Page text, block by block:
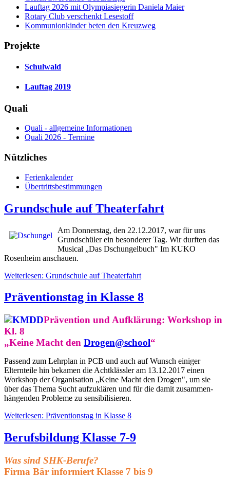
Lauftag 2026 mit Olympiasiegerin Daniela Maier
Rotary Club verschenkt Lesestoff
Kommunionkinder beten den Kreuzweg
Projekte
Schulwald
Lauftag 2019
Quali
Quali - allgemeine Informationen
Quali 2026 - Termine
Nützliches
Ferienkalender
Übertrittsbestimmungen
Grundschule auf Theaterfahrt
Am Donnerstag, den 22.12.2017, war für uns
Grundschüler ein besonderer Tag. Wir durften das
Musical „Das Dschungelbuch" Im KUKO
Rosenheim anschauen.
Weiterlesen: Grundschule auf Theaterfahrt
Präventionstag in Klasse 8
Prävention und Aufklärung: Workshop in
Kl. 8
„Keine Macht den Drogen@school“
Passend zum Lehrplan in PCB und auch auf Wunsch einiger
Elternteile hin bekamen die Achtklässler am 13.12.2017 einen
Workshop der Organisation „Keine Macht den Drogen", um sie
über das Thema Sucht aufzuklären und für die damit zusammen-
hängenden Probleme zu sensibilisieren.
Weiterlesen: Präventionstag in Klasse 8
Berufsbildung Klasse 7-9
Was sind SHK-Berufe?
Firma Bär informiert Klasse 7 bis 9